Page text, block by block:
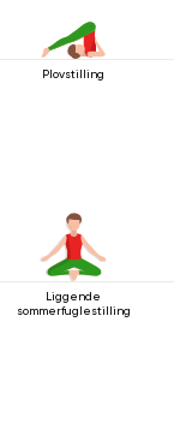
Plovstilling
Liggende
sommerfuglestilling